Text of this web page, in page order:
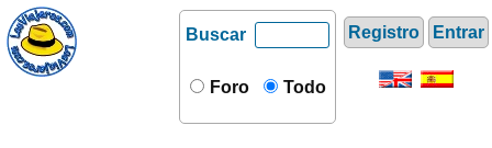
Registro Entrar
Buscar
Foro Todo